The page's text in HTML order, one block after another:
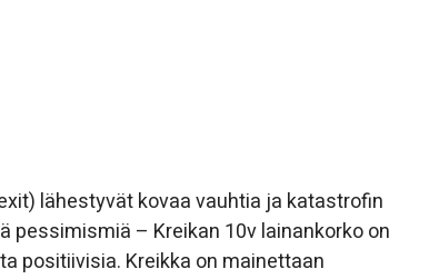
lähestyvät kovaa vauhtia ja katastrofin
pessimismiä – Kreikan 10v lainankorko on
positiivisia. Kreikka on mainettaan